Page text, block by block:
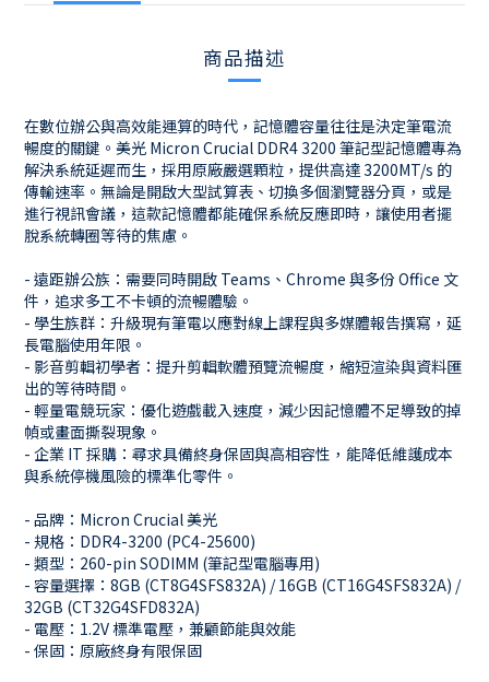
商品描述
在數位辦公與高效能運算的時代，記憶體容量往往是決定筆電流
暢度的關鍵。美光 Micron Crucial DDR4 3200 筆記型記憶體專為
解決系統延遲而生，採用原廠嚴選顆粒，提供高達 3200MT/s 的
傳輸速率。無論是開啟大型試算表、切換多個瀏覽器分頁，或是
進行視訊會議，這款記憶體都能確保系統反應即時，讓使用者擺
脫系統轉圈等待的焦慮。
- 遠距辦公族：需要同時開啟 Teams、Chrome 與多份 Office 文
件，追求多工不卡頓的流暢體驗。
- 學生族群：升級現有筆電以應對線上課程與多媒體報告撰寫，延
長電腦使用年限。
- 影音剪輯初學者：提升剪輯軟體預覽流暢度，縮短渲染與資料匯
出的等待時間。
- 輕量電競玩家：優化遊戲載入速度，減少因記憶體不足導致的掉
幀或畫面撕裂現象。
- 企業 IT 採購：尋求具備終身保固與高相容性，能降低維護成本
與系統停機風險的標準化零件。
- 品牌：Micron Crucial 美光
- 規格：DDR4-3200 (PC4-25600)
- 類型：260-pin SODIMM (筆記型電腦專用)
- 容量選擇：8GB (CT8G4SFS832A) / 16GB (CT16G4SFS832A) /
32GB (CT32G4SFD832A)
- 電壓：1.2V 標準電壓，兼顧節能與效能
- 保固：原廠終身有限保固